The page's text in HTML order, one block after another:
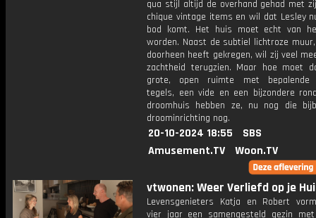
qua stijl altijd de overhand gehad met
chique vintage items en wil dat Lesley
bod komt. Het huis moet echt van
worden. Naast de subtiel lichtroze
doorheen heeft gekregen, wil zij veel
zachtheid terugzien. Maar hoe moet
grote, open ruimte met bepalende
tegels, een vide en een bijzondere
droomhuis hebben ze, nu nog die
droominrichting nog.
20-10-2024 18:55
SBS
Amusement.TV
Woon.TV
vtwonen: Weer Verliefd op je
Levensgenieters Katja en Robert
vier jaar een samengesteld gezin